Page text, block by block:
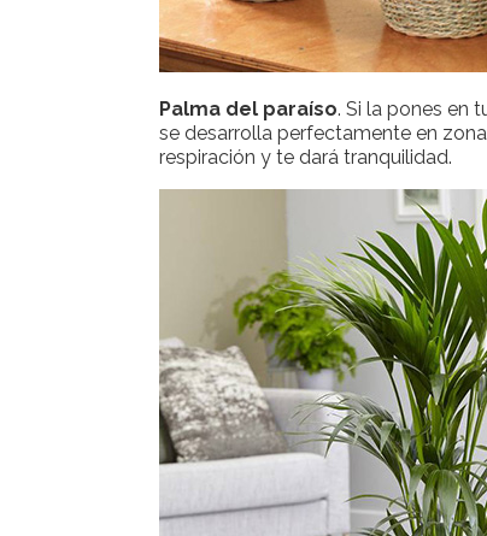
Palma del paraíso. Si la pones en
se desarrolla perfectamente en
respiración y te dará tranquilidad.